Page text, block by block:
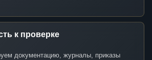
к проверке
документацию, журналы, приказы